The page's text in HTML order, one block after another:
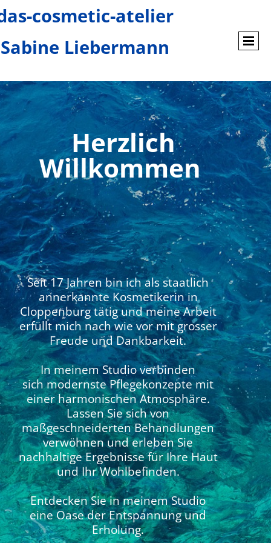
cosmetic-atelier
Sabine Liebermann
Herzlich
Willkommen
Seit 17 Jahren bin ich als staatlich
annerkannte Kosmetikerin in
Cloppenburg tätig und meine Arbeit
erfüllt mich nach wie vor mit grosser
Freude und Dankbarkeit.
In meinem Studio verbinden
sich modernste Pflegekonzepte mit
einer harmonischen Atmosphäre.
Lassen Sie sich von
maßgeschneiderten Behandlungen
verwöhnen und erleben Sie
nachhaltige Ergebnisse für Ihre Haut
und Ihr Wohlbefinden.
Entdecken Sie in meinem Studio
eine Oase der Entspannung und
Erholung.